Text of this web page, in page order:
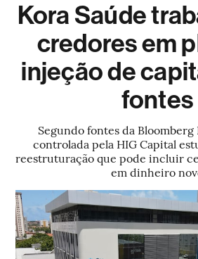
Kora Saúde
credores em
injeção de
fontes
Segundo fontes da Bloomberg
controlada pela HIG Capital
reestruturação que pode incluir
em dinheiro